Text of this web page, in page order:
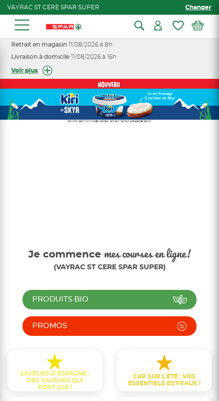
VAYRAC ST CERE SPAR SUPER Changer
Retrait en magasin 11/08/2026 à 8h
Livraison à domicile 11/08/2026 à 16h
Voir plus
Je commence mes courses en ligne!
(VAYRAC ST CERE SPAR SUPER)
PRODUITS BIO
PROMOS
SAVEURS D'ESPAGNE :
DES SAVEURS QUI
FONT OLÉ !
CAP SUR L'ÉTÉ : VOS
ESSENTIELS ESTIVAUX !